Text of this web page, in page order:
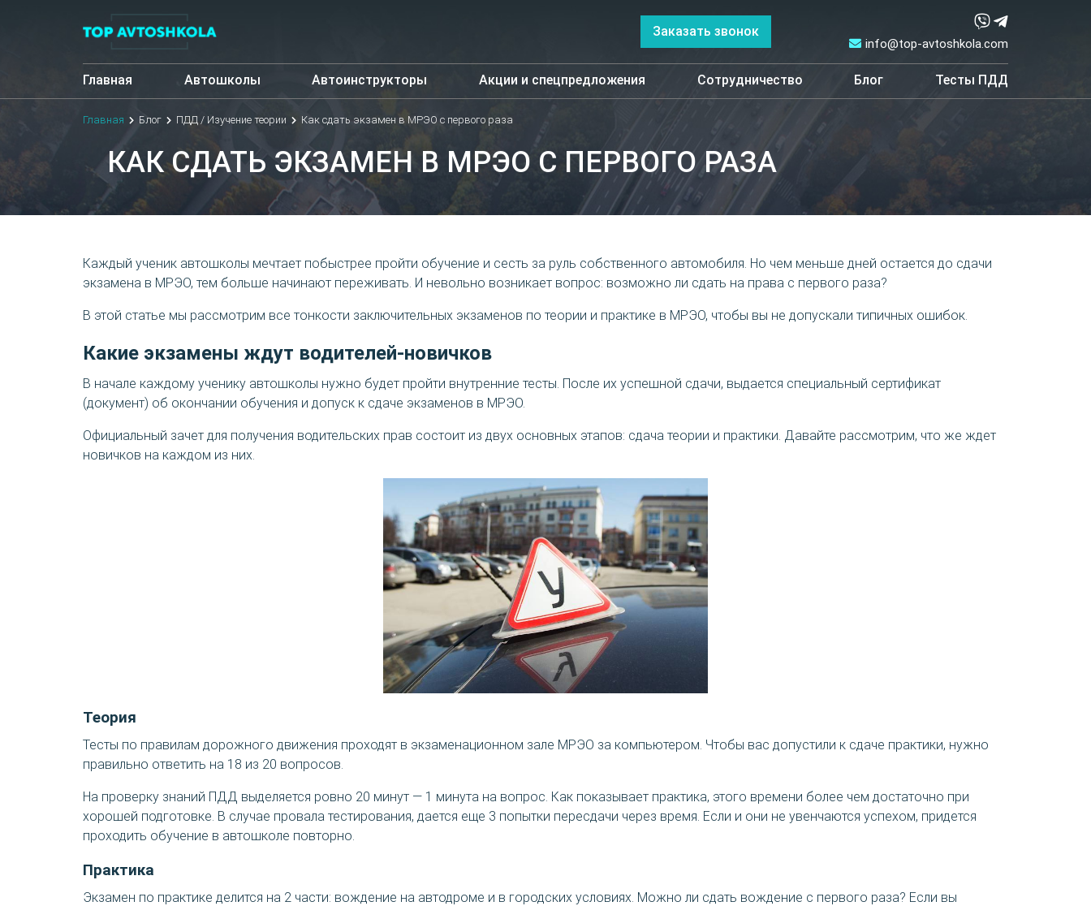
Заказать звонок
info@top-avtoshkola.com
Главная Автошколы Автоинструкторы Акции и спецпредложения Сотрудничество Блог Тесты ПДД
Главная Блог ПДД / Изучение теории Как сдать экзамен в МРЭО с первого раза
КАК СДАТЬ ЭКЗАМЕН В МРЭО С ПЕРВОГО РАЗА
Каждый ученик автошколы мечтает побыстрее пройти обучение и сесть за руль собственного автомобиля. Но чем меньше дней остается до сдачи
экзамена в МРЭО, тем больше начинают переживать. И невольно возникает вопрос: возможно ли сдать на права с первого раза?
В этой статье мы рассмотрим все тонкости заключительных экзаменов по теории и практике в МРЭО, чтобы вы не допускали типичных ошибок.
Какие экзамены ждут водителей-новичков
В начале каждому ученику автошколы нужно будет пройти внутренние тесты. После их успешной сдачи, выдается специальный сертификат
(документ) об окончании обучения и допуск к сдаче экзаменов в МРЭО.
Официальный зачет для получения водительских прав состоит из двух основных этапов: сдача теории и практики. Давайте рассмотрим, что же ждет
новичков на каждом из них.
Теория
Тесты по правилам дорожного движения проходят в экзаменационном зале МРЭО за компьютером. Чтобы вас допустили к сдаче практики, нужно
правильно ответить на 18 из 20 вопросов.
На проверку знаний ПДД выделяется ровно 20 минут — 1 минута на вопрос. Как показывает практика, этого времени более чем достаточно при
хорошей подготовке. В случае провала тестирования, дается еще 3 попытки пересдачи через время. Если и они не увенчаются успехом, придется
проходить обучение в автошколе повторно.
Практика
Экзамен по практике делится на 2 части: вождение на автодроме и в городских условиях. Можно ли сдать вождение с первого раза? Если вы